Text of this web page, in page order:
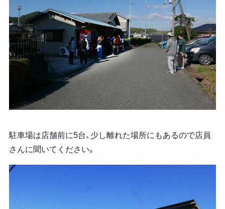
駐車場は店舗前に5台、少し離れた場所にもあるので店員
さんに聞いてください。